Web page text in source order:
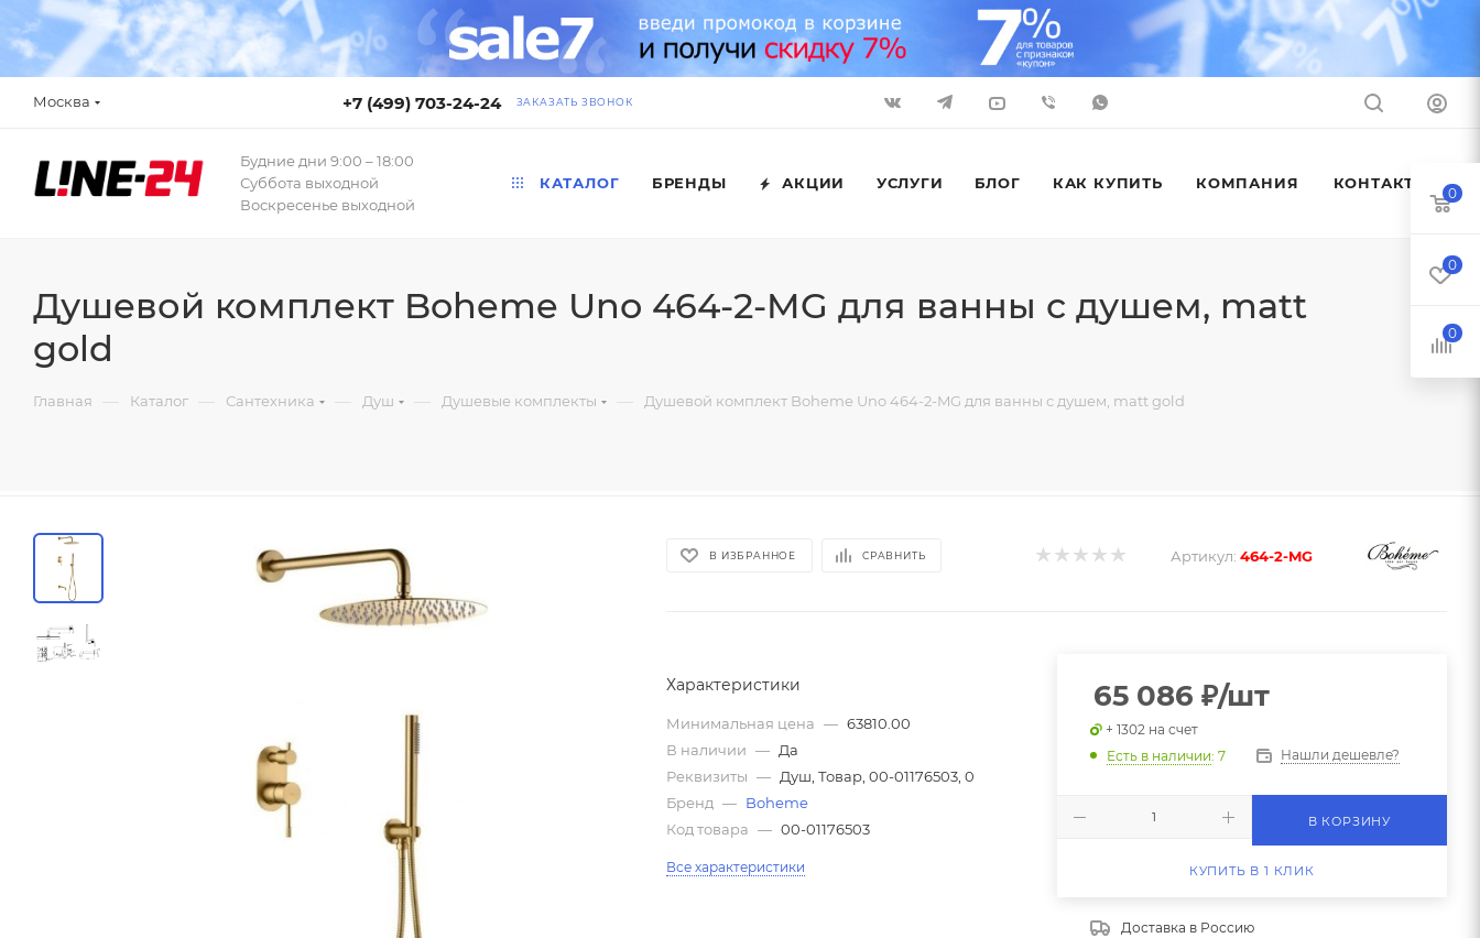
Москва +7 (499) 703-24-24 ЗАКАЗАТЬ ЗВОНОК
Будние дни 9:00 – 18:00
Суббота выходной
Воскресенье выходной
КАТАЛОГ БРЕНДЫ АКЦИИ УСЛУГИ БЛОГ КАК КУПИТЬ КОМПАНИЯ КОНТАКТЫ
Душевой комплект Boheme Uno 464-2-MG для ванны с душем, matt
gold
Главная — Каталог — Сантехника — Душ — Душевые комплекты — Душевой комплект Boheme Uno 464-2-MG для ванны с душем, matt gold
В ИЗБРАННОЕ СРАВНИТЬ Артикул: 464-2-MG
Характеристики
Минимальная цена — 63810.00
В наличии — Да
Реквизиты — Душ, Товар, 00-01176503, 0
Бренд — Boheme
Код товара — 00-01176503
Все характеристики
65 086 ₽/шт
+ 1302 на счет
Есть в наличии: 7 Нашли дешевле?
В КОРЗИНУ
КУПИТЬ В 1 КЛИК
Доставка в Россию
0
0
0